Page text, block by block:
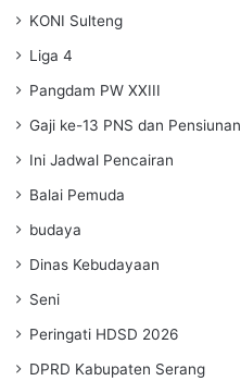
KONI Sulteng
Liga 4
Pangdam PW XXIII
Gaji ke-13 PNS dan Pensiunan
Ini Jadwal Pencairan
Balai Pemuda
budaya
Dinas Kebudayaan
Seni
Peringati HDSD 2026
DPRD Kabupaten Serang